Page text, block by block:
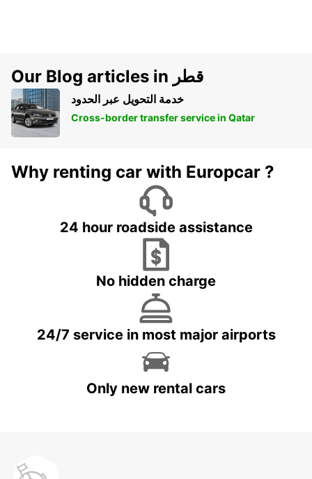
Our Blog articles in قطر
خدمة التحويل عبر الحدود
Cross-border transfer service in Qatar
Why renting car with Europcar ?
24 hour roadside assistance
No hidden charge
24/7 service in most major airports
Only new rental cars